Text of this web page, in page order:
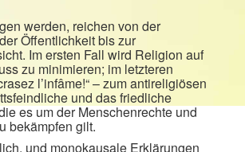
werden, reichen von der
Öffentlichkeit bis zur
Im ersten Fall wird Religion auf
zu minimieren; im letzteren
l’infâme!“ – zum antireligiösen
und das friedliche
es um der Menschenrechte und
bekämpfen gilt.
und monokausale Erklärungen